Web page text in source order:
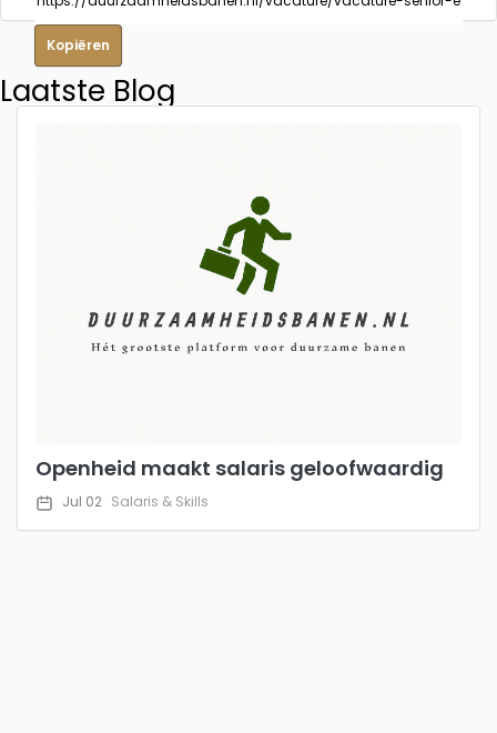
Kopiëren
Laatste Blog
Openheid maakt salaris geloofwaardig
Jul 02 Salaris & Skills